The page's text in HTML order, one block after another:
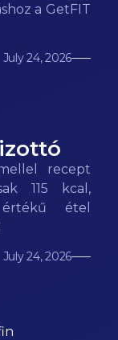
a GetFIT
July 24, 2026
recept
115 kcal,
étel
July 24, 2026